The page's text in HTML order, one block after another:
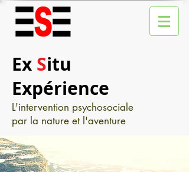
Ex Situ
Expérience
L'intervention psychosociale
par la nature et l'aventure